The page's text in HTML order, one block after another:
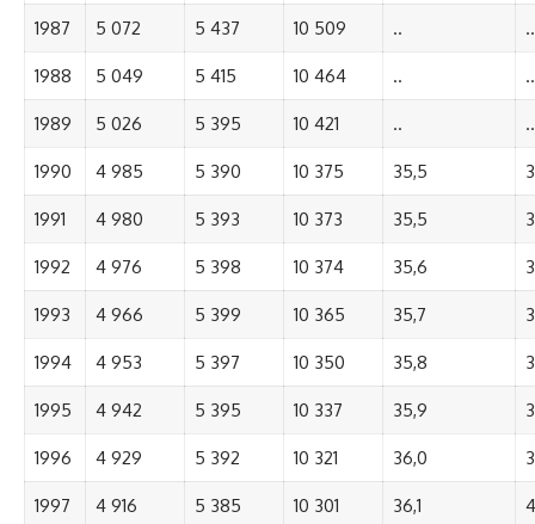
1987 5 072 5 437 10 509 .. ..
1988 5 049 5 415 10 464 .. ..
1989 5 026 5 395 10 421 .. ..
1990 4 985 5 390 10 375 35,5
1991 4 980 5 393 10 373 35,5
1992 4 976 5 398 10 374 35,6
1993 4 966 5 399 10 365 35,7
1994 4 953 5 397 10 350 35,8
1995 4 942 5 395 10 337 35,9
1996 4 929 5 392 10 321 36,0
1997 4 916 5 385 10 301 36,1